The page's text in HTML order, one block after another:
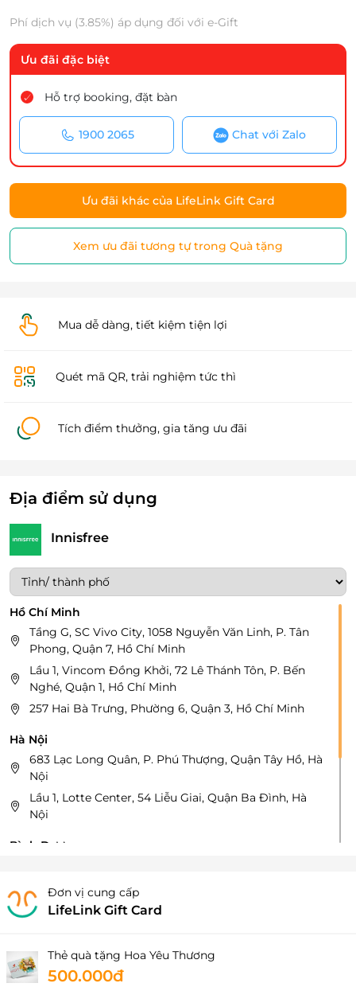
Phí dịch vụ (3.85%) áp dụng đối với e-Gift
Ưu đãi đặc biệt
Hỗ trợ booking, đặt bàn
1900 2065 Chat với Zalo
Ưu đãi khác của LifeLink Gift Card
Xem ưu đãi tương tự trong Quà tặng
Mua dễ dàng, tiết kiệm tiện lợi
Quét mã QR, trải nghiệm tức thì
Tích điểm thưởng, gia tăng ưu đãi
Địa điểm sử dụng
Innisfree
Hồ Chí Minh
Tầng G, SC Vivo City, 1058 Nguyễn Văn Linh, P. Tân
Phong, Quận 7, Hồ Chí Minh
Lầu 1, Vincom Đồng Khởi, 72 Lê Thánh Tôn, P. Bến
Nghé, Quận 1, Hồ Chí Minh
257 Hai Bà Trưng, Phường 6, Quận 3, Hồ Chí Minh
Hà Nội
683 Lạc Long Quân, P. Phú Thượng, Quận Tây Hồ, Hà
Nội
Lầu 1, Lotte Center, 54 Liễu Giai, Quận Ba Đình, Hà
Nội
Bình Dương
Hải Phòng
Chân, Hải Phòng
Đơn vị cung cấp
LifeLink Gift Card
Thẻ quà tặng Hoa Yêu Thương
500.000đ